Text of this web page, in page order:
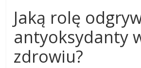
Jaką rolę
antyoksydanty
zdrowiu?